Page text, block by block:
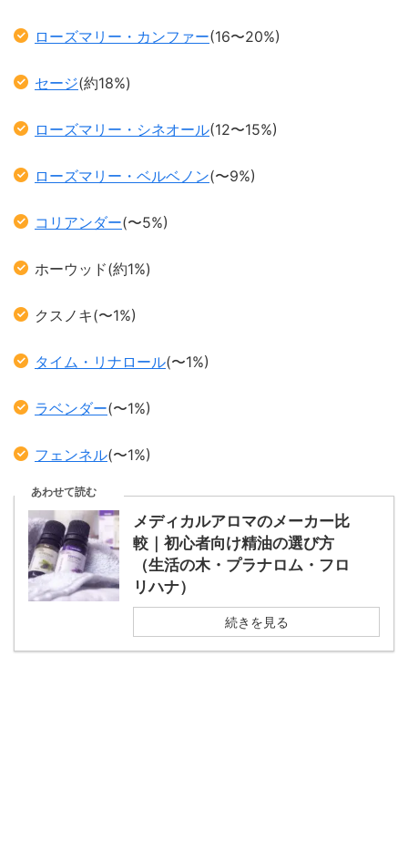
ローズマリー・カンファー(16〜20%)
セージ(約18%)
ローズマリー・シネオール(12〜15%)
ローズマリー・ベルベノン(〜9%)
コリアンダー(〜5%)
ホーウッド(約1%)
クスノキ(〜1%)
タイム・リナロール(〜1%)
ラベンダー(〜1%)
フェンネル(〜1%)
あわせて読む
メディカルアロマのメーカー比
較｜初心者向け精油の選び方
（生活の木・プラナロム・フロ
リハナ）
続きを見る